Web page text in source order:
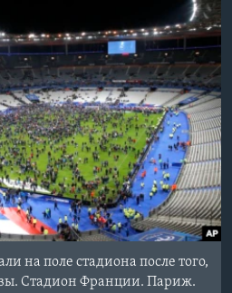
на поле стадиона после того,
Стадион Франции. Париж.